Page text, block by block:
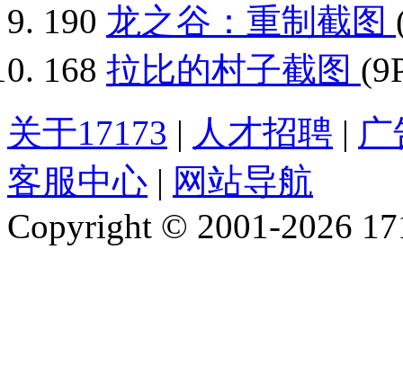
190 龙之谷：重制截图
168 拉比的村子截图
关于17173 | 人才招聘 |
客服中心 | 网站导航
Copyright © 2001-2026